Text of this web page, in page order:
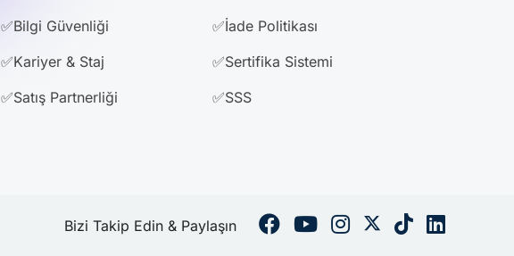
✅Bilgi Güvenliği
✅Kariyer & Staj
✅Satış Partnerliği
✅İade Politikası
✅Sertifika Sistemi
✅SSS
Bizi Takip Edin & Paylaşın